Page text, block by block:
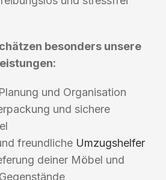
besonders unsere
und Organisation
und sichere
freundliche Umzugshelfer
deiner Möbel und